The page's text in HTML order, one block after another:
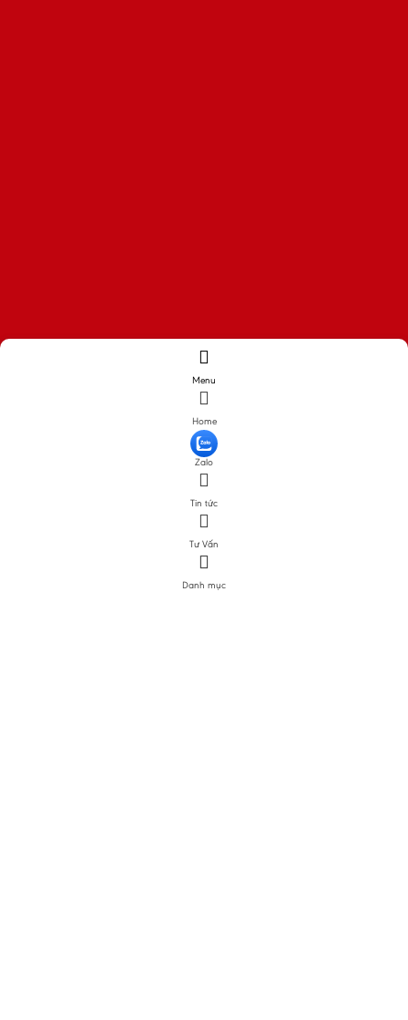
Menu
Home
Zalo
Tin tức
Tư Vấn
Danh mục